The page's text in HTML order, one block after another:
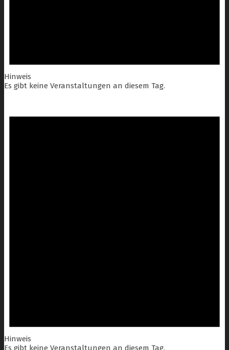
Hinweis
Es gibt keine Veranstaltungen an diesem Tag.
Hinweis
Es gibt keine Veranstaltungen an diesem Tag.